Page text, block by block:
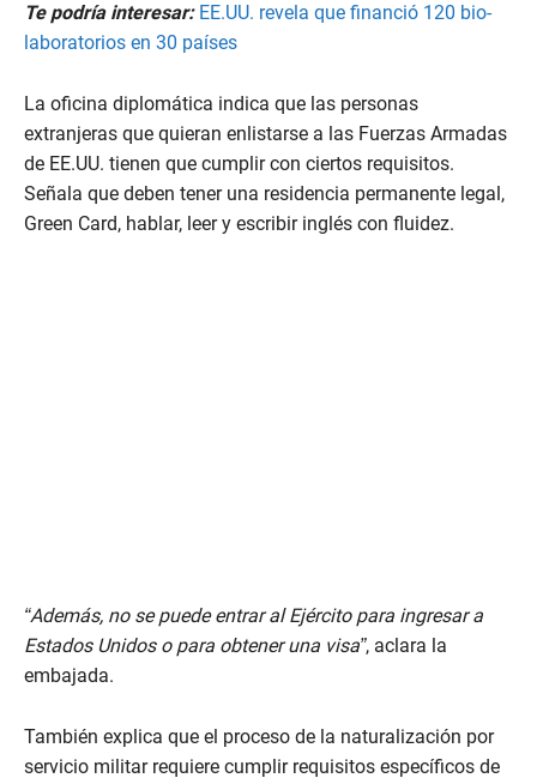
Te podría interesar: EE.UU. revela que financió 120 bio-
laboratorios en 30 países
La oficina diplomática indica que las personas
extranjeras que quieran enlistarse a las Fuerzas Armadas
de EE.UU. tienen que cumplir con ciertos requisitos.
Señala que deben tener una residencia permanente legal,
Green Card, hablar, leer y escribir inglés con fluidez.
“Además, no se puede entrar al Ejército para ingresar a
Estados Unidos o para obtener una visa”, aclara la
embajada.
También explica que el proceso de la naturalización por
servicio militar requiere cumplir requisitos específicos de